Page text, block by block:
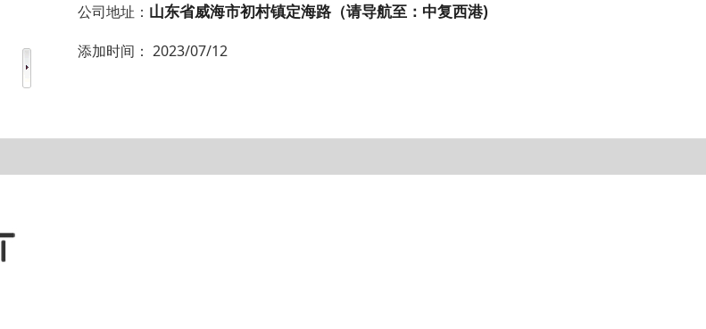
公司地址： 山东省威海市初村镇定海路（请导航至：中复西港)
添加时间： 2023/07/12